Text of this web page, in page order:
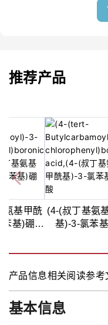
推荐产品
氨基甲酰
基)硼
(4-(叔丁基氨
基)-3-氯苯
产品信息相关阅读参考
基本信息